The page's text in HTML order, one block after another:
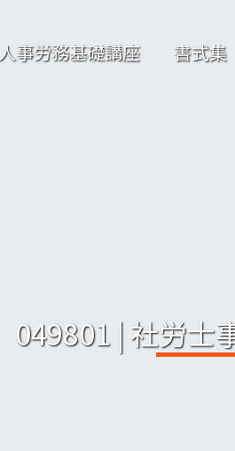
人事労務基礎講座 書式集
049801 | 社労士